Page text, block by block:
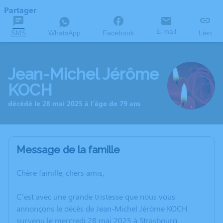
Partager
SMS WhatsApp Facebook E-mail Lien
Jean-Michel Jérôme
KOCH
décédé le 28 mai 2025 à l'âge de 79 ans
Message de la famille
Chère famille, chers amis,
C’est avec une grande tristesse que nous vous
annonçons le décès de Jean-Michel Jérôme KOCH
survenu le mercredi 28 mai 2025 à Strasbourg.